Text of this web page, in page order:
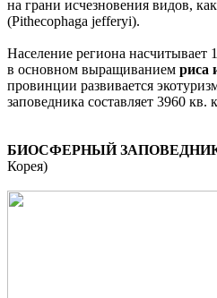
на грани исчезновения видов,
(Pithecophaga jefferyi).
Население региона насчитывает
в основном выращиванием риса
провинции развивается
заповедника составляет 3960 кв.
БИОСФЕРНЫЙ
Корея)